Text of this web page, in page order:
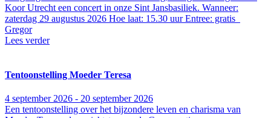
Koor Utrecht een concert in onze Sint Jansbasiliek. Wanneer:
zaterdag 29 augustus 2026 Hoe laat: 15.30 uur Entree: gratis
Gregor
Lees verder
Tentoonstelling Moeder Teresa
4 september 2026 - 20 september 2026
Een tentoonstelling over het bijzondere leven en charisma van